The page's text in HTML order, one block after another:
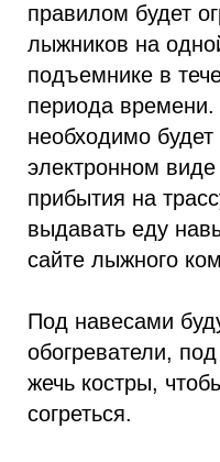
правилом будет
лыжников на
подъемнике в
периода времени.
необходимо будет
электронном
прибытия на
выдавать еду
сайте лыжного
Под навесами
обогреватели,
жечь костры,
согреться.